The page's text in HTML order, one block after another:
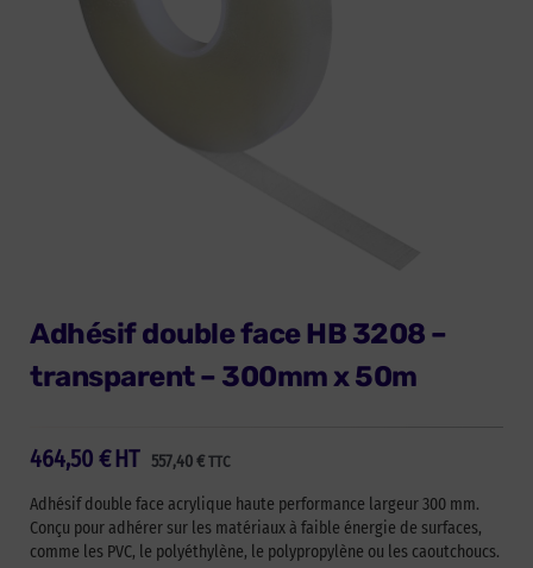
Adhésif double face HB 3208 –
transparent – 300mm x 50m
464,50 € 557,40€ TTC
HT
Adhésif double face acrylique haute performance largeur 300 mm.
Conçu pour adhérer sur les matériaux à faible énergie de surfaces,
comme les PVC, le polyéthylène, le polypropylène ou les caoutchoucs.